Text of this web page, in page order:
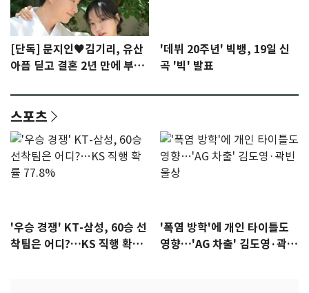
[단독] 문지인♥김기리, 유산
아픔 딛고 결혼 2년 만에 부모
'데뷔 20주년' 빅뱅, 19일 신
곡 '빅' 발표
스포츠
'우승 경쟁' KT-삼성, 60승 선
착팀은 어디?…KS 직행 확률
'폭염 방학'에 개인 타이틀도
영향…'AG 차출' 김도영·곽빈